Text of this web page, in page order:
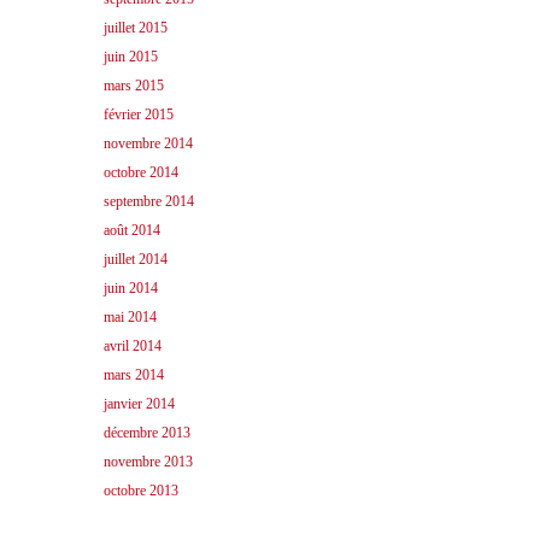
juillet 2015
juin 2015
mars 2015
février 2015
novembre 2014
octobre 2014
septembre 2014
août 2014
juillet 2014
juin 2014
mai 2014
avril 2014
mars 2014
janvier 2014
décembre 2013
novembre 2013
octobre 2013